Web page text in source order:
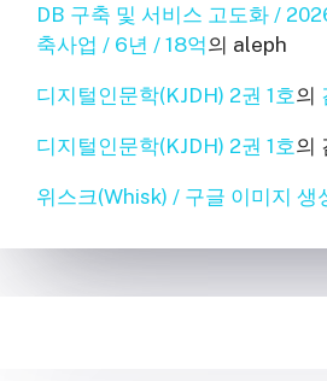
DB 구축 및 서비스 고도화 /
축사업 / 6년 / 18억의 aleph
디지털인문학(KJDH) 2권 1호의
디지털인문학(KJDH) 2권 1호의
위스크(Whisk) / 구글 이미지 생